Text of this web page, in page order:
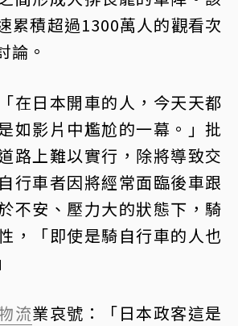
累積超過1300萬人的觀看次
論。
在日本開車的人，今天天都
如影片中尷尬的一幕。」批
路上難以實行，除將導致交
行車者因將經常面臨後車跟
不安、壓力大的狀態下，騎
，「即使是騎自行車的人也
流業哀號：「日本政客這是